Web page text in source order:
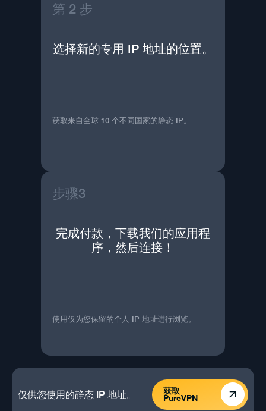
第 2 步
选择新的专用 IP 地址的位置。
获取来自全球 10 个不同国家的静态 IP。
步骤3
完成付款，下载我们的应用程
序，然后连接！
使用仅为您保留的个人 IP 地址进行浏览。
仅供您使用的静态 IP 地址。 获取
PureVPN